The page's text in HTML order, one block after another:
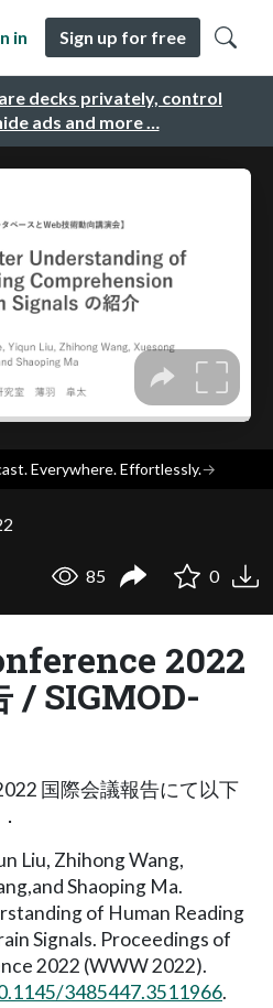
decks privately, control
ads and more …
in Sign up for free
Everywhere. Effortlessly.→
85 0
2022
/ SIGMOD-
国際会議報告にて以下
Liu, Zhihong Wang,
Shaoping Ma.
of Human Reading
Signals. Proceedings of
2022 (WWW 2022).
3485447.3511966.